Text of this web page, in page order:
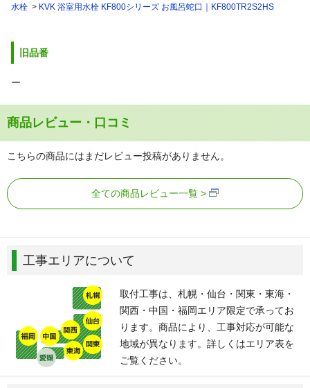
水栓
KVK 浴室用水栓 KF800シリーズ お風呂蛇口｜KF800TR2S2HS
旧品番
ー
商品レビュー・口コミ
こちらの商品にはまだレビュー投稿がありません。
全ての商品レビュー一覧
工事エリアについて
取付工事は、札幌・仙台・関東・東海・
関西・中国・福岡エリア限定で承ってお
ります。商品により、工事対応が可能な
地域が異なります。詳しくはエリア表を
ご覧ください。